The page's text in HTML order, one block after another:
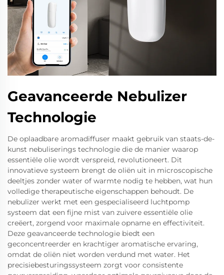
Geavanceerde Nebulizer
Technologie
De oplaadbare aromadiffuser maakt gebruik van staats-de-
kunst nebuliserings technologie die de manier waarop
essentiële olie wordt verspreid, revolutioneert. Dit
innovatieve systeem brengt de oliën uit in microscopische
deeltjes zonder water of warmte nodig te hebben, wat hun
volledige therapeutische eigenschappen behoudt. De
nebulizer werkt met een gespecialiseerd luchtpomp
systeem dat een fijne mist van zuivere essentiële olie
creëert, zorgend voor maximale opname en effectiviteit.
Deze geavanceerde technologie biedt een
geconcentreerder en krachtiger aromatische ervaring,
omdat de oliën niet worden verdund met water. Het
precisiebesturingssysteem zorgt voor consistente